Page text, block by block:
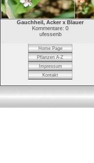
Gauchheil, Acker x Blauer
Kommentare: 0
ufessenb
Home Page
Pflanzen A-Z
Impressum
Kontakt